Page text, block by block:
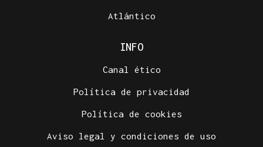
Atlántico
INFO
Canal ético
Política de privacidad
Política de cookies
Aviso legal y condiciones de uso